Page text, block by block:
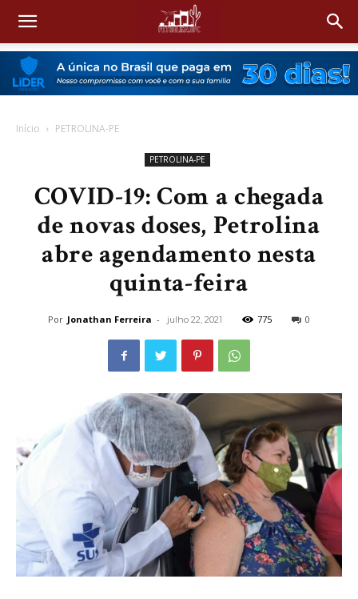
Início PETROLINA-PE
PETROLINA-PE
COVID-19: Com a chegada
de novas doses, Petrolina
abre agendamento nesta
quinta-feira
Por Jonathan Ferreira - julho 22, 2021 775 0